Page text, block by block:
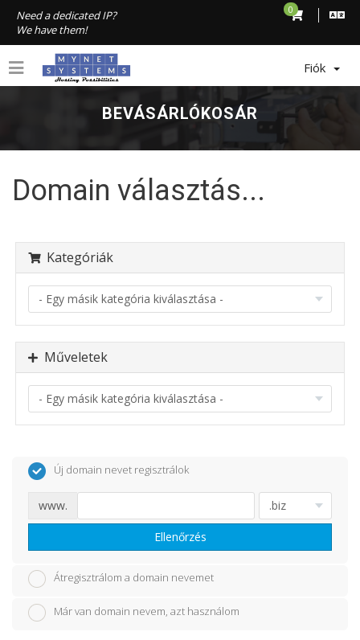
Need a dedicated IP?
We have them!
0
Fiók
BEVÁSÁRLÓKOSÁR
Domain választás...
Kategóriák
Műveletek
Új domain nevet regisztrálok
www.
Ellenőrzés
Átregisztrálom a domain nevemet
Már van domain nevem, azt használom